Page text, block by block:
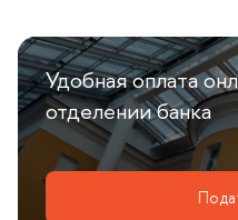
Удобная оплата
отделении банка